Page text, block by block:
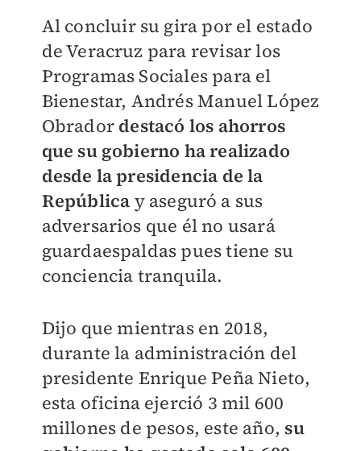
Al concluir su gira por el estado
de Veracruz para revisar los
Programas Sociales para el
Bienestar, Andrés Manuel López
Obrador destacó los ahorros
que su gobierno ha realizado
desde la presidencia de la
República y aseguró a sus
adversarios que él no usará
guardaespaldas pues tiene su
conciencia tranquila.
Dijo que mientras en 2018,
durante la administración del
presidente Enrique Peña Nieto,
esta oficina ejerció 3 mil 600
millones de pesos, este año, su